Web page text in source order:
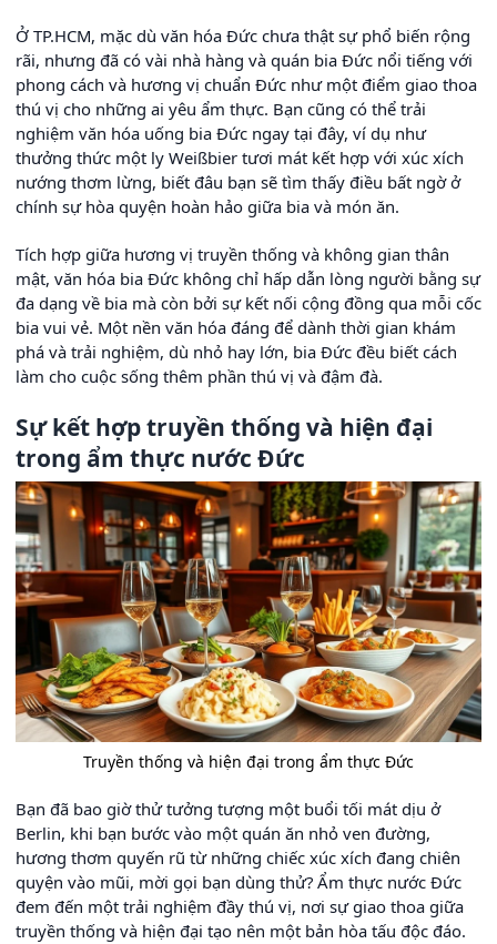
Ở TP.HCM, mặc dù văn hóa Đức chưa thật sự phổ biến rộng
rãi, nhưng đã có vài nhà hàng và quán bia Đức nổi tiếng với
phong cách và hương vị chuẩn Đức như một điểm giao thoa
thú vị cho những ai yêu ẩm thực. Bạn cũng có thể trải
nghiệm văn hóa uống bia Đức ngay tại đây, ví dụ như
thưởng thức một ly Weißbier tươi mát kết hợp với xúc xích
nướng thơm lừng, biết đâu bạn sẽ tìm thấy điều bất ngờ ở
chính sự hòa quyện hoàn hảo giữa bia và món ăn.
Tích hợp giữa hương vị truyền thống và không gian thân
mật, văn hóa bia Đức không chỉ hấp dẫn lòng người bằng sự
đa dạng về bia mà còn bởi sự kết nối cộng đồng qua mỗi cốc
bia vui vẻ. Một nền văn hóa đáng để dành thời gian khám
phá và trải nghiệm, dù nhỏ hay lớn, bia Đức đều biết cách
làm cho cuộc sống thêm phần thú vị và đậm đà.
Sự kết hợp truyền thống và hiện đại
trong ẩm thực nước Đức
Truyền thống và hiện đại trong ẩm thực Đức
Bạn đã bao giờ thử tưởng tượng một buổi tối mát dịu ở
Berlin, khi bạn bước vào một quán ăn nhỏ ven đường,
hương thơm quyến rũ từ những chiếc xúc xích đang chiên
quyện vào mũi, mời gọi bạn dùng thử? Ẩm thực nước Đức
đem đến một trải nghiệm đầy thú vị, nơi sự giao thoa giữa
truyền thống và hiện đại tạo nên một bản hòa tấu độc đáo.